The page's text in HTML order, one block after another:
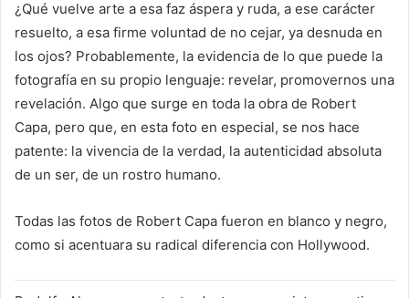
¿Qué vuelve arte a esa faz áspera y ruda, a ese carácter
resuelto, a esa firme voluntad de no cejar, ya desnuda en
los ojos? Probablemente, la evidencia de lo que puede la
fotografía en su propio lenguaje: revelar, promovernos una
revelación. Algo que surge en toda la obra de Robert
Capa, pero que, en esta foto en especial, se nos hace
patente: la vivencia de la verdad, la autenticidad absoluta
de un ser, de un rostro humano.
Todas las fotos de Robert Capa fueron en blanco y negro,
como si acentuara su radical diferencia con Hollywood.